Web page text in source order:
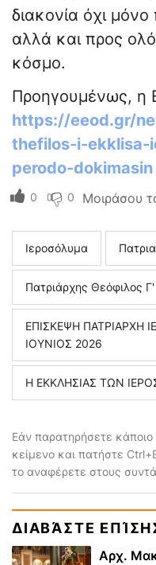
διακονία όχι μόνο
αλλά και προς
κόσμο.
Προηγουμένως, η
https://eeod.gr/
thefilos-i-ekklisa-
perodo-dokimasin
0 0 Μοιράσου
Ιεροσόλυμα
Πατριάρχης Θεόφιλος Γ'
ΕΠΙΣΚΕΨΗ
ΙΟΥΝΙΟΣ 2026
Η ΕΚΚΛΗΣΙΑΣ ΤΩΝ
Εάν παρατηρήσετε
κείμενο και πατήστε
το αναφέρετε στους
ΔΙΑΒΆΣΤΕ
Αρχ.